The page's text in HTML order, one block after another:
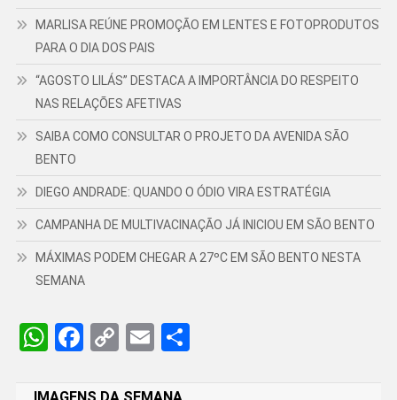
MARLISA REÚNE PROMOÇÃO EM LENTES E FOTOPRODUTOS
PARA O DIA DOS PAIS
“AGOSTO LILÁS” DESTACA A IMPORTÂNCIA DO RESPEITO
NAS RELAÇÕES AFETIVAS
SAIBA COMO CONSULTAR O PROJETO DA AVENIDA SÃO
BENTO
DIEGO ANDRADE: QUANDO O ÓDIO VIRA ESTRATÉGIA
CAMPANHA DE MULTIVACINAÇÃO JÁ INICIOU EM SÃO BENTO
MÁXIMAS PODEM CHEGAR A 27ºC EM SÃO BENTO NESTA
SEMANA
WhatsApp
Facebook
CopyEmailShare